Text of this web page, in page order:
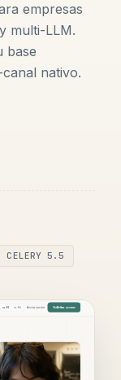
empresas
multi-LLM.
base
nativo.
CELERY 5.5